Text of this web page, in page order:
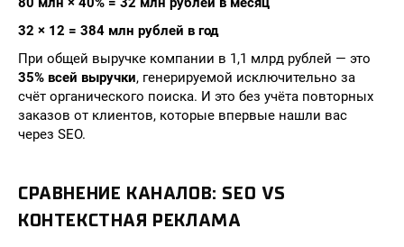
32 × 12 = 384 млн рублей в год
При общей выручке компании в 1,1 млрд рублей — это
35% всей выручки, генерируемой исключительно за
счёт органического поиска. И это без учёта повторных
заказов от клиентов, которые впервые нашли вас
через SEO.
СРАВНЕНИЕ КАНАЛОВ: SEO VS
КОНТЕКСТНАЯ РЕКЛАМА